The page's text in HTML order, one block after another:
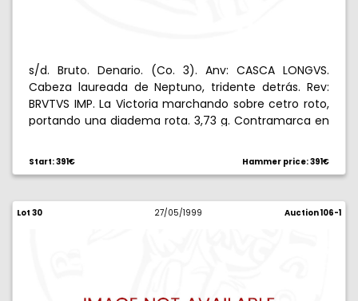
s/d. Bruto. Denario. (Co. 3). Anv: CASCA LONGVS.
Cabeza laureada de Neptuno, tridente detrás. Rev:
BRVTVS IMP. La Victoria marchando sobre cetro roto,
portando una diadema rota. 3,73 g. Contramarca en
Start: 391€ Hammer price: 391€
Lot 30 27/05/1999 Auction 106-1